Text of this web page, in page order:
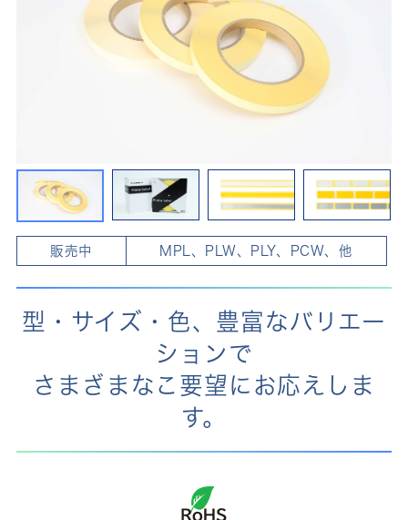
販売中 MPL、PLW、PLY、PCW、他
型・サイズ・色、豊富なバリエー
ションで
さまざまなこ要望にお応えしま
す。